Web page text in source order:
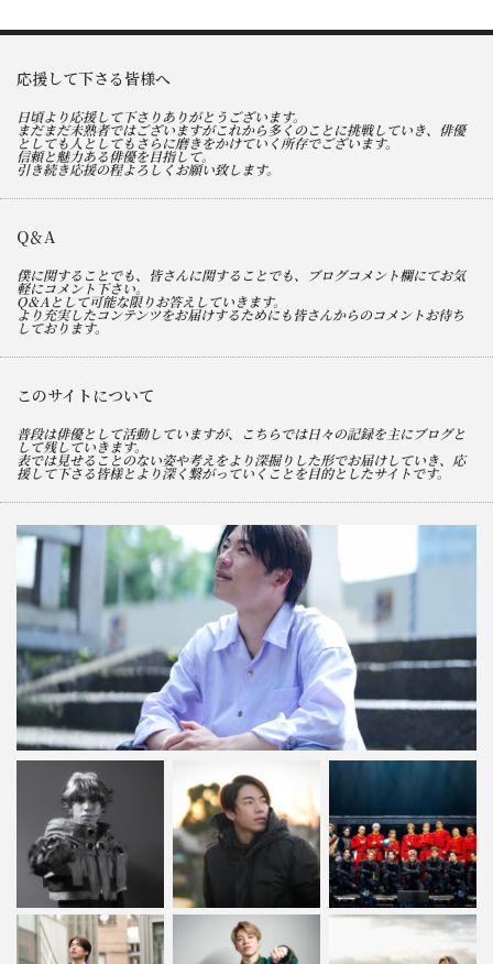
応援して下さる皆様へ
日頃より応援して下さりありがとうございます。
まだまだ未熟者ではございますがこれから多くのことに挑戦していき、俳優
としても人としてもさらに磨きをかけていく所存でございます。
信頼と魅力ある俳優を目指して。
引き続き応援の程よろしくお願い致します。
Q＆A
僕に関することでも、皆さんに関することでも、ブログコメント欄にてお気
軽にコメント下さい。
Q＆Aとして可能な限りお答えしていきます。
より充実したコンテンツをお届けするためにも皆さんからのコメントお待ち
しております。
このサイトについて
普段は俳優として活動していますが、こちらでは日々の記録を主にブログと
して残していきます。
表では見せることのない姿や考えをより深掘りした形でお届けしていき、応
援して下さる皆様とより深く繋がっていくことを目的としたサイトです。